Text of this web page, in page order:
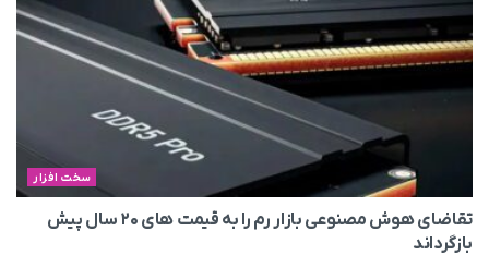
سخت افزار
تقاضای هوش مصنوعی بازار رم را به قیمت های ۲۰ سال پیش
بازگرداند